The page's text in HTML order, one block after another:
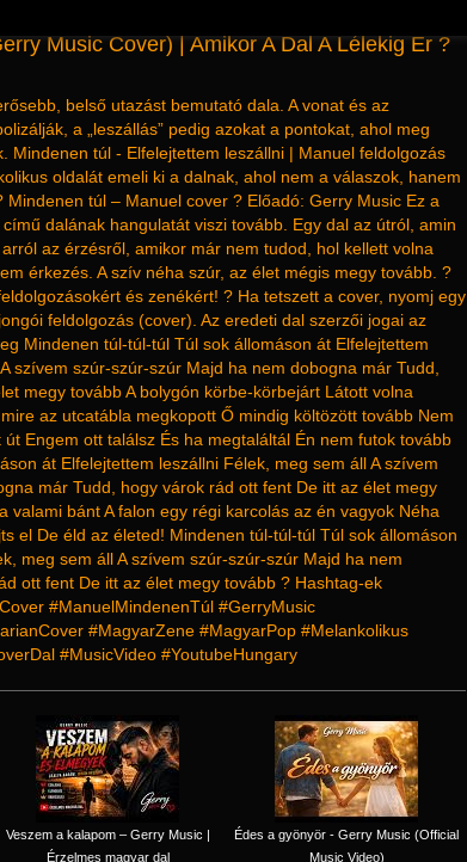
Music Cover) | Amikor A Dal A Lélekig Ér ?
belső utazást bemutató dala. A vonat és az
a „leszállás” pedig azokat a pontokat, ahol meg
Mindenen túl - Elfelejtettem leszállni | Manuel feldolgozás
oldalát emeli ki a dalnak, ahol nem a válaszok, hanem
túl – Manuel cover ? Előadó: Gerry Music Ez a
dalának hangulatát viszi tovább. Egy dal az útról, amin
az érzésről, amikor már nem tudod, hol kellett volna
érkezés. A szív néha szúr, az élet mégis megy tovább. ?
és zenékért! ? Ha tetszett a cover, nyomj egy
feldolgozás (cover). Az eredeti dal szerzői jogai az
Mindenen túl-túl-túl Túl sok állomáson át Elfelejtettem
szívem szúr-szúr-szúr Majd ha nem dobogna már Tudd,
megy tovább A bolygón körbe-körbejárt Látott volna
az utcatábla megkopott Ő mindig költözött tovább Nem
Engem ott találsz És ha megtaláltál Én nem futok tovább
át Elfelejtettem leszállni Félek, meg sem áll A szívem
már Tudd, hogy várok rád ott fent De itt az élet megy
valami bánt A falon egy régi karcolás az én vagyok Néha
el De éld az életed! Mindenen túl-túl-túl Túl sok állomáson
meg sem áll A szívem szúr-szúr-szúr Majd ha nem
ott fent De itt az élet megy tovább ? Hashtag-ek
#ManuelMindenenTúl #GerryMusic
#MagyarZene #MagyarPop #Melankolikus
#MusicVideo #YoutubeHungary
Veszem a kalapom – Gerry Music |
Érzelmes magyar dal
Édes a gyönyör - Gerry Music (Official
Music Video)